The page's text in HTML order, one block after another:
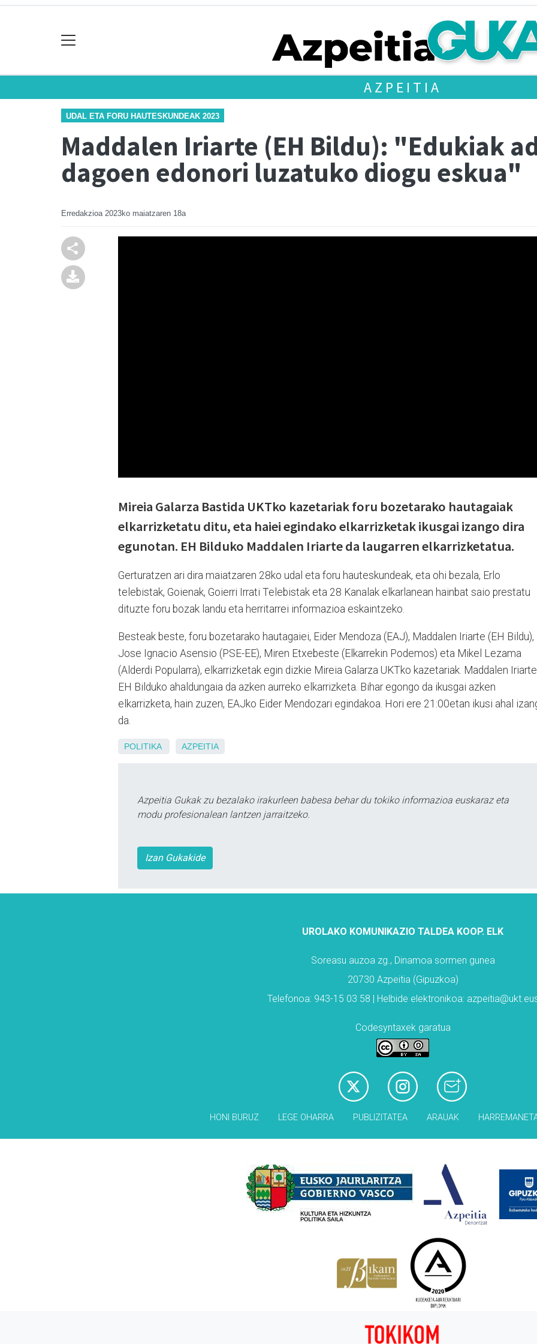
AZPEITIA
UDAL ETA FORU HAUTESKUNDEAK 2023
Maddalen Iriarte (EH Bildu): "Edukiak
dagoen edonori luzatuko diogu eskua"
Erredakzioa 2023ko maiatzaren 18a
Mireia Galarza Bastida UKTko kazetariak foru bozetarako hautagaiak
elkarrizketatu ditu, eta haiei egindako elkarrizketak ikusgai izango dira
egunotan. EH Bilduko Maddalen Iriarte da laugarren elkarrizketatua.
Gerturatzen ari dira maiatzaren 28ko udal eta foru hauteskundeak, eta ohi bezala, Erlo
telebistak, Goienak, Goierri Irrati Telebistak eta 28 Kanalak elkarlanean hainbat saio prestatu
dituzte foru bozak landu eta herritarrei informazioa eskaintzeko.
Besteak beste, foru bozetarako hautagaiei, Eider Mendoza (EAJ), Maddalen Iriarte (EH Bildu),
Jose Ignacio Asensio (PSE-EE), Miren Etxebeste (Elkarrekin Podemos) eta Mikel Lezama
(Alderdi Popularra), elkarrizketak egin dizkie Mireia Galarza UKTko kazetariak. Maddalen Iriarte
EH Bilduko ahaldungaia da azken aurreko elkarrizketa. Bihar egongo da ikusgai azken
elkarrizketa, hain zuzen, EAJko Eider Mendozari egindakoa. Hori ere 21:00etan ikusi ahal
da.
POLITIKA AZPEITIA
Azpeitia Gukak zu bezalako irakurleen babesa behar du tokiko informazioa euskaraz eta
modu profesionalean lantzen jarraitzeko.
Izan Gukakide
UROLAKO KOMUNIKAZIO TALDEA KOOP. ELK
Soreasu auzoa zg., Dinamoa sormen gunea
20730 Azpeitia (Gipuzkoa)
Telefonoa: 943-15 03 58 | Helbide elektronikoa:
Codesyntaxek garatua
HONI BURUZ LEGE OHARRA PUBLIZITATEA ARAUAK